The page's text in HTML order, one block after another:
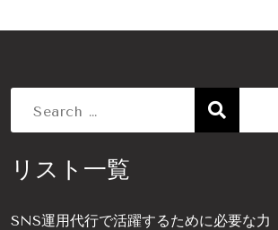
Search
for:
リスト一覧
SNS運用代行で活躍するために必要な力